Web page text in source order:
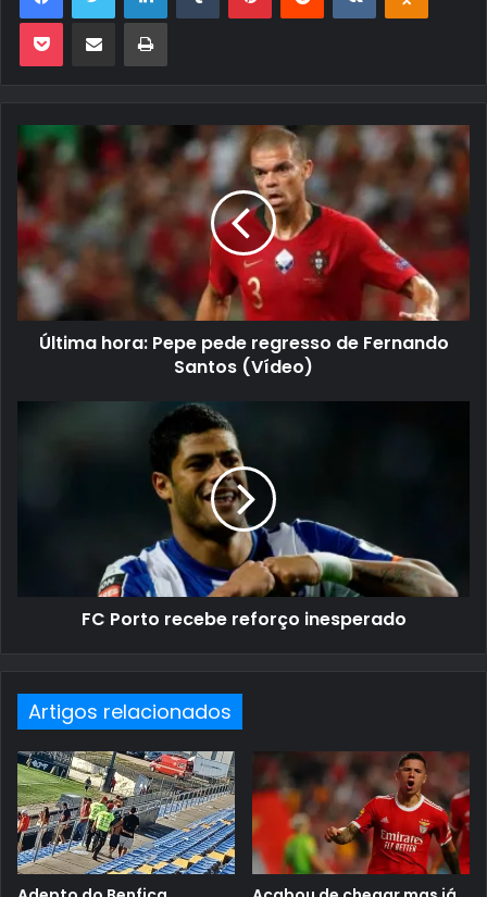
Pocket Compartilhar via e-mail Imprimir
Última hora: Pepe pede regresso de Fernando
Santos (Vídeo)
FC Porto recebe reforço inesperado
Artigos relacionados